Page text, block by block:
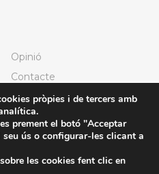
Opinió
Contacte
Dret Immobiliari
pròpies i de tercers amb
prement el botó "Acceptar
ús o configurar-les clicant a
les cookies fent clic en